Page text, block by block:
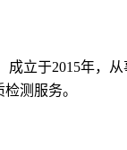
成立于2015年，
测服务。